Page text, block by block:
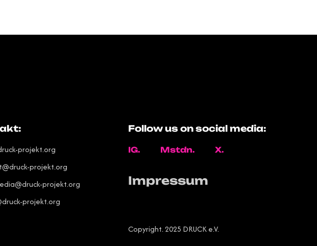
projekt.org
projekt.org
projekt.org
projekt.org
Follow us on social media:
IG. Mstdn. X.
Impressum
Copyright. 2025 DRUCK e.V.